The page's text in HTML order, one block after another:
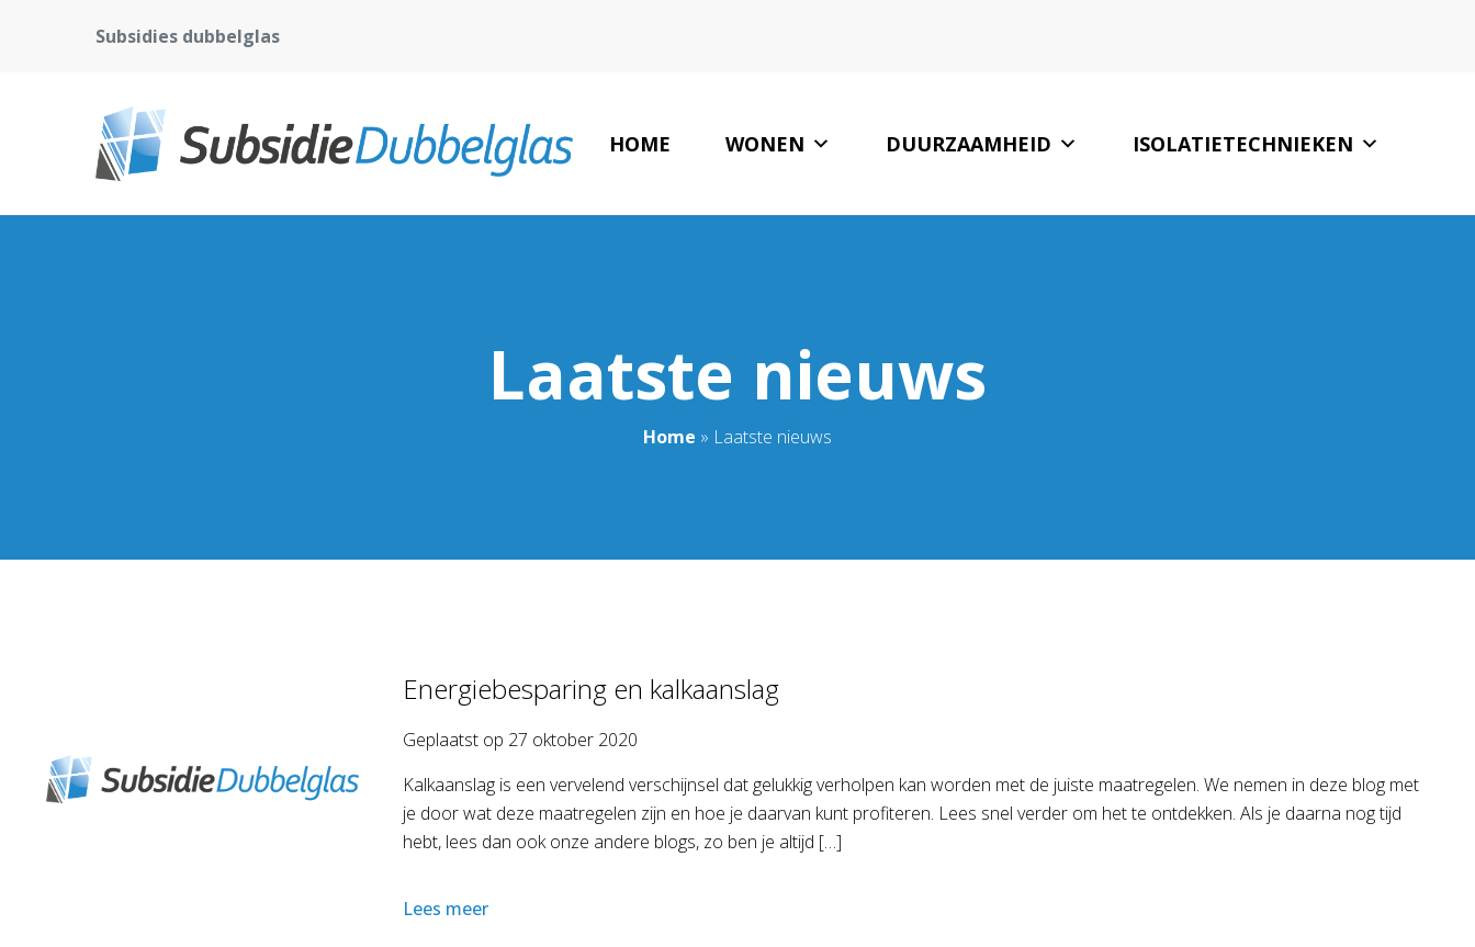
Subsidies dubbelglas
HOME WONEN DUURZAAMHEID ISOLATIETECHNIEKEN
Laatste nieuws
Home » Laatste nieuws
Energiebesparing en kalkaanslag
Geplaatst op 27 oktober 2020
Kalkaanslag is een vervelend verschijnsel dat gelukkig verholpen kan worden met de juiste maatregelen. We nemen in deze blog met
je door wat deze maatregelen zijn en hoe je daarvan kunt profiteren. Lees snel verder om het te ontdekken. Als je daarna nog tijd
hebt, lees dan ook onze andere blogs, zo ben je altijd […]
Lees meer